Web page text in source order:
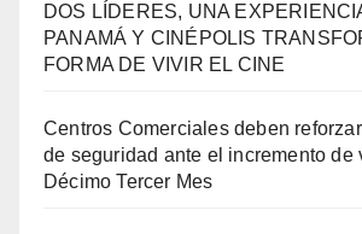
DOS LÍDERES, UNA
PANAMÁ Y CINÉPOLIS
FORMA DE VIVIR EL CINE
Centros Comerciales deben
de seguridad ante el incremento de
Décimo Tercer Mes